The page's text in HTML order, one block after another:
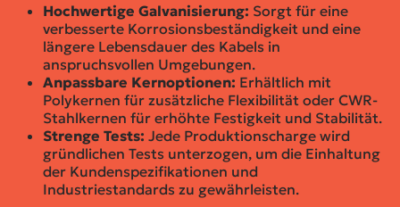
Hochwertige Galvanisierung: Sorgt für eine
verbesserte Korrosionsbeständigkeit und eine
längere Lebensdauer des Kabels in
anspruchsvollen Umgebungen.
Anpassbare Kernoptionen: Erhältlich mit
Polykernen für zusätzliche Flexibilität oder CWR-
Stahlkernen für erhöhte Festigkeit und Stabilität.
Strenge Tests: Jede Produktionscharge wird
gründlichen Tests unterzogen, um die Einhaltung
der Kundenspezifikationen und
Industriestandards zu gewährleisten.